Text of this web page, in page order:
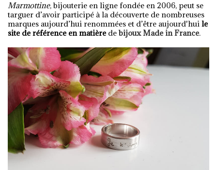
Marmottine, bijouterie en ligne fondée en 2006, peut se
targuer d’avoir participé à la découverte de nombreuses
marques aujourd’hui renommées et d’être aujourd'hui le
site de référence en matière debijoux Made in France.